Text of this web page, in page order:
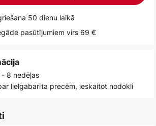
50 dienu laikā
pasūtījumiem virs 69 €
- 8 nedēļas
lielgabarīta precēm, ieskaitot nodokli